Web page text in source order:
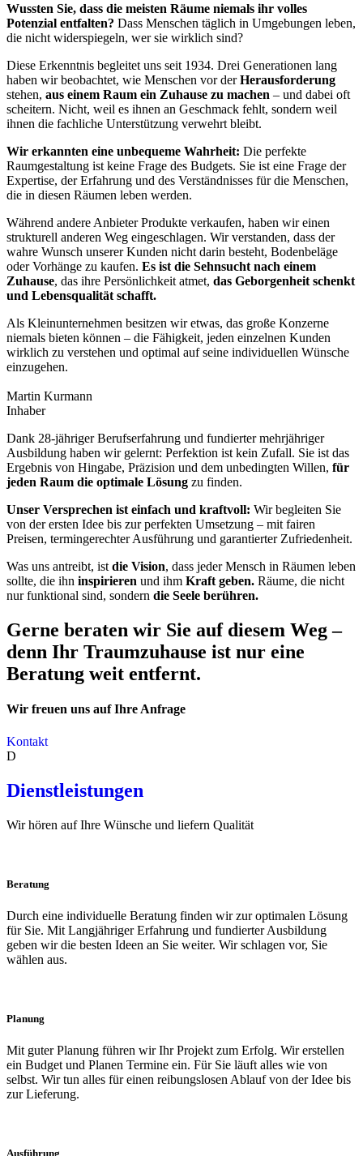
Wussten Sie, dass die meisten Räume niemals ihr volles
Potenzial entfalten? Dass Menschen täglich in Umgebungen leben,
die nicht widerspiegeln, wer sie wirklich sind?
Diese Erkenntnis begleitet uns seit 1934. Drei Generationen lang
haben wir beobachtet, wie Menschen vor derHerausforderung
stehen, aus einem Raum ein Zuhause zu machen – und dabei oft
scheitern. Nicht, weil es ihnen an Geschmack fehlt, sondern weil
ihnen die fachliche Unterstützung verwehrt bleibt.
Wir erkannten eine unbequeme Wahrheit: Die perfekte
Raumgestaltung ist keine Frage des Budgets. Sie ist eine Frage der
Expertise, der Erfahrung und des Verständnisses für die Menschen,
die in diesen Räumen leben werden.
Während andere Anbieter Produkte verkaufen, haben wir einen
strukturell anderen Weg eingeschlagen. Wir verstanden, dass der
wahre Wunsch unserer Kunden nicht darin besteht, Bodenbeläge
oder Vorhänge zu kaufen. Es ist die Sehnsucht nach einem
Zuhause, das ihre Persönlichkeit atmet, das Geborgenheit schenkt
und Lebensqualität schafft.
Als Kleinunternehmen besitzen wir etwas, das große Konzerne
niemals bieten können – die Fähigkeit, jeden einzelnen Kunden
wirklich zu verstehen und optimal auf seine individuellen Wünsche
einzugehen.
Martin Kurmann
Inhaber
Dank 28-jähriger Berufserfahrung und fundierter mehrjähriger
Ausbildung haben wir gelernt: Perfektion ist kein Zufall. Sie ist das
Ergebnis von Hingabe, Präzision und dem unbedingten Willen, für
jeden Raum die optimale Lösung zu finden.
Unser Versprechen ist einfach und kraftvoll: Wir begleiten Sie
von der ersten Idee bis zur perfekten Umsetzung – mit fairen
Preisen, termingerechter Ausführung und garantierter Zufriedenheit.
Was uns antreibt, ist die Vision, dass jeder Mensch in Räumen leben
sollte, die ihn inspirieren und ihm Kraft geben. Räume, die nicht
nur funktional sind, sondern die Seele berühren.
Gerne beraten wir Sie auf diesem Weg –
denn Ihr Traumzuhause ist nur eine
Beratung weit entfernt.
Wir freuen uns auf Ihre Anfrage
Kontakt
D
Dienstleistungen
Wir hören auf Ihre Wünsche und liefern Qualität
Beratung
Durch eine individuelle Beratung finden wir zur optimalen Lösung
für Sie. Mit Langjähriger Erfahrung und fundierter Ausbildung
geben wir die besten Ideen an Sie weiter. Wir schlagen vor, Sie
wählen aus.
Planung
Mit guter Planung führen wir Ihr Projekt zum Erfolg. Wir erstellen
ein Budget und Planen Termine ein. Für Sie läuft alles wie von
selbst. Wir tun alles für einen reibungslosen Ablauf von der Idee bis
zur Lieferung.
Ausführung